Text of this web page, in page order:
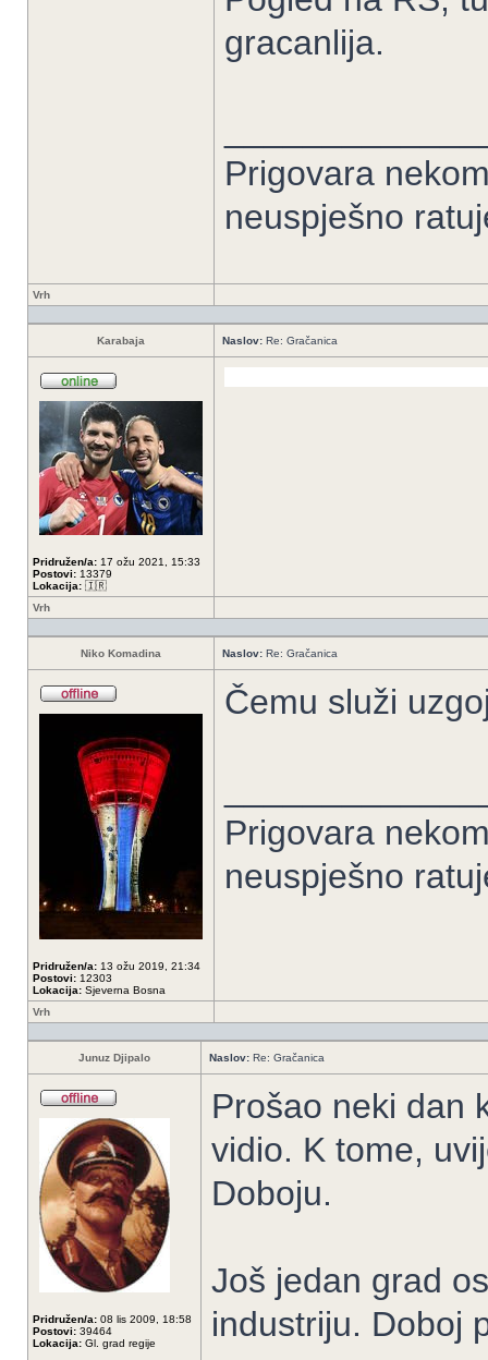
gracanlija.
Prigovara
neuspješno
Vrh
Karabaja Naslov: Re: Gračanica
Pridružen/a: 17 ožu 2021, 15:33
Postovi: 13379
Lokacija: 🇮🇷
Vrh
Niko Komadina Naslov: Re: Gračanica
Pridružen/a: 13 ožu 2019, 21:34
Postovi: 12303
Lokacija: Sjeverna Bosna
Čemu služi
Prigovara
neuspješno
Vrh
Junuz Djipalo Naslov: Re: Gračanica
Pridružen/a: 08 lis 2009, 18:58
Postovi: 39464
Lokacija: Gl. grad regije
Prošao neki dan
vidio. K tome,
Doboju.
Još jedan grad
industriju. Doboj